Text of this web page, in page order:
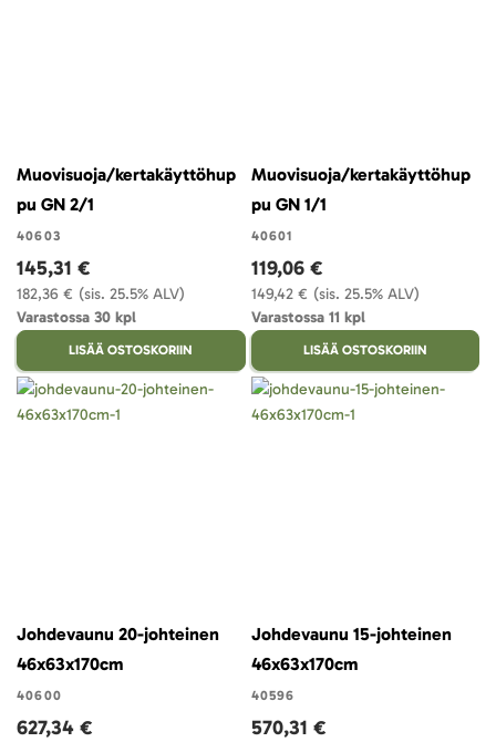
Muovisuoja/kertakäyttöhup
pu GN 2/1
40603
(sis. 25.5% ALV)
182,36 €
145,31 €
Varastossa 30 kpl
LISÄÄ OSTOSKORIIN
Muovisuoja/kertakäyttöhup
pu GN 1/1
40601
(sis. 25.5% ALV)
149,42 €
119,06 €
Varastossa 11 kpl
LISÄÄ OSTOSKORIIN
Johdevaunu 20-johteinen
46x63x170cm
40600
627,34 €
Johdevaunu 15-johteinen
46x63x170cm
40596
570,31 €